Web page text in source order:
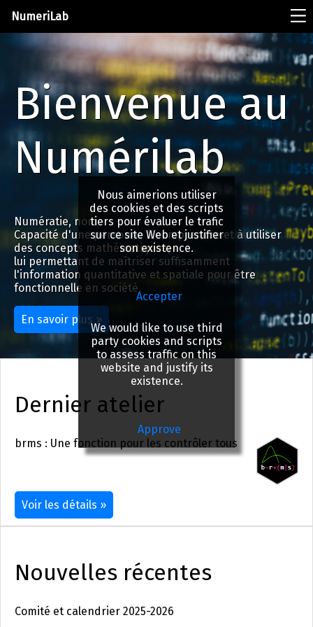
NumeriLab
Bienvenue au
Numérilab
Numératie, nom :
Capacité d'une personne à comprendre et à utiliser
des concepts mathématiques,
lui permettant de maîtriser suffisamment
l'information quantitative et spatiale pour être
fonctionnelle en société.
En savoir plus »
Dernier atelier
brms : Une fonction pour les contrôler tous
Voir les détails »
Nouvelles récentes
Comité et calendrier 2025-2026
Nous aimerions utiliser
des cookies et des scripts
tiers pour évaluer le trafic
sur ce site Web et justifier
son existence.
Accepter
We would like to use third
party cookies and scripts
to assess traffic on this
website and justify its
existence.
Approve